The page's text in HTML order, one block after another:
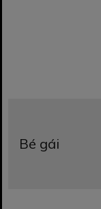
Bé gái